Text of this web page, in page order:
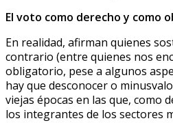
El voto como derecho y como
En realidad, afirman quienes
contrario (entre quienes nos
obligatorio, pese a algunos
hay que desconocer o
viejas épocas en las que, como
los integrantes de los sectores